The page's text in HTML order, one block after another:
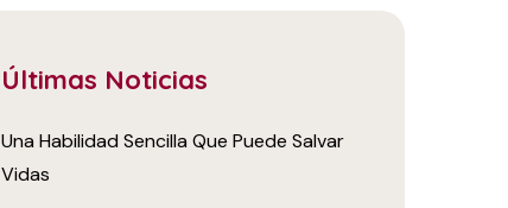
Últimas Noticias
Una Habilidad Sencilla Que Puede Salvar
Vidas